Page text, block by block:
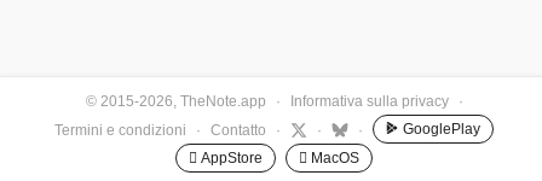
© 2015-2026, TheNote.app · Informativa sulla privacy
·
Termini e condizioni
· Contatto · · ·
GooglePlay
 AppStore
 MacOS